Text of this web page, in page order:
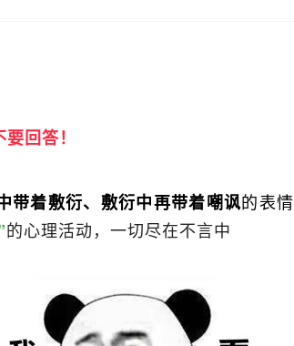
回答！
带着敷衍、敷衍中再带着嘲讽的表情
的心理活动，一切尽在不言中